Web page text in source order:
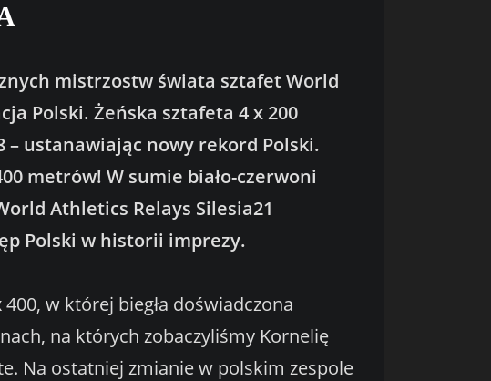
mistrzostw świata sztafet World
Polski. Żeńska sztafeta 4 x 200
– ustanawiając nowy rekord Polski.
metrów! W sumie biało-czerwoni
Athletics Relays Silesia21
Polski w historii imprezy.
w której biegła doświadczona
na których zobaczyliśmy Kornelię
Na ostatniej zmianie w polskim zespole